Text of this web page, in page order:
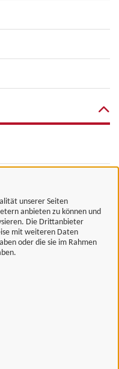
unserer Seiten
anbieten zu können und
Die Drittanbieter
mit weiteren Daten
oder die sie im Rahmen